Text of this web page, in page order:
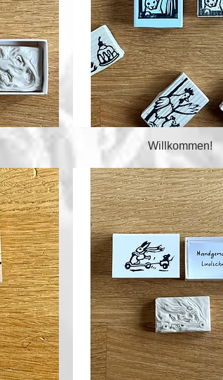
Schnellansicht
Willkommen!